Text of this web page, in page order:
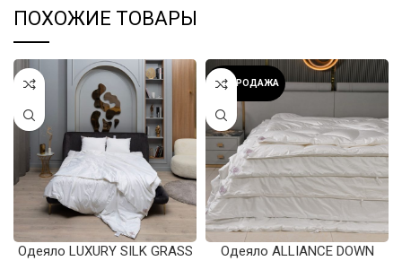
ПОХОЖИЕ ТОВАРЫ
Одеяло LUXURY SILK GRASS
РАСПРОДАЖА
Одеяло ALLIANCE DOWN